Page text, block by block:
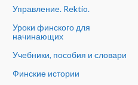
Управление. Rektio.
Уроки финского для
начинающих
Учебники, пособия и словари
Финские истории